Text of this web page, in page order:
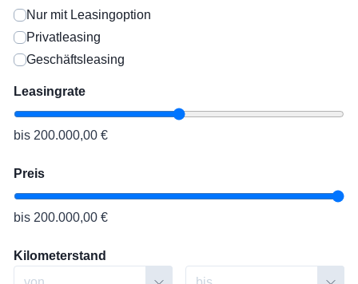
Nur mit Leasingoption
Privatleasing
Geschäftsleasing
Leasingrate
bis 200.000,00 €
Preis
bis 200.000,00 €
Kilometerstand